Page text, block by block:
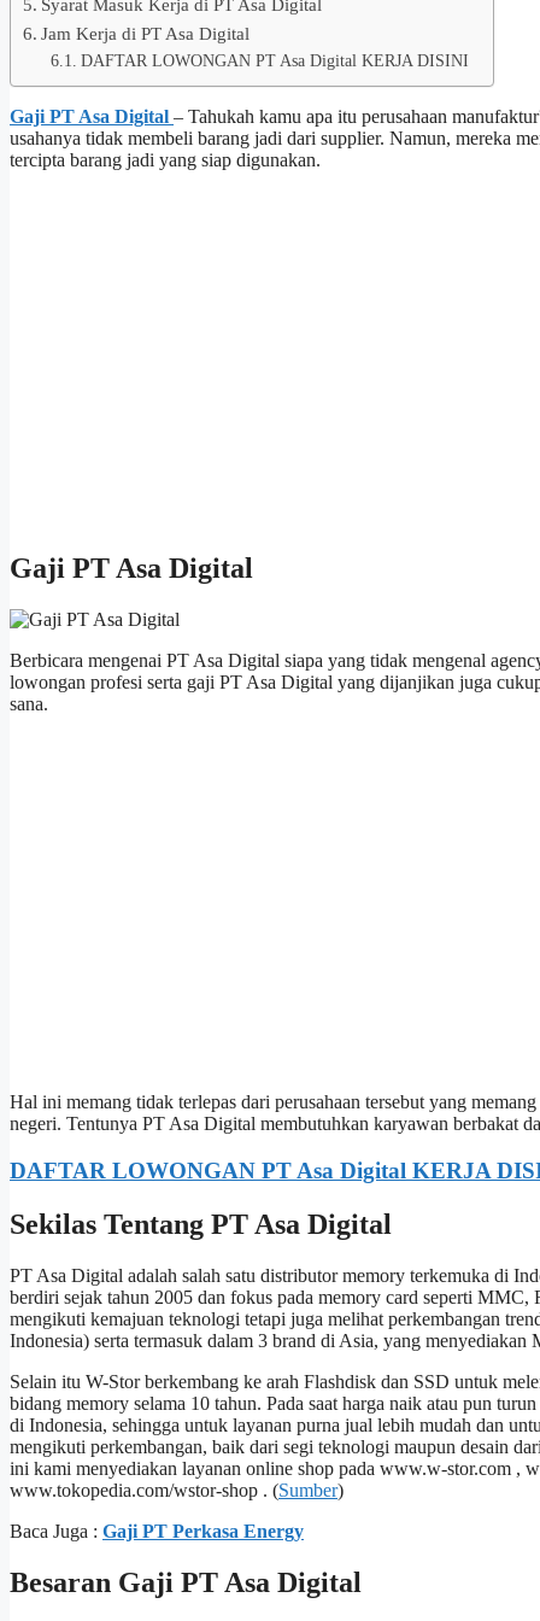
Syarat Masuk Kerja di PT Asa Digital
Jam Kerja di PT Asa Digital
DAFTAR LOWONGAN PT Asa Digital KERJA DISINI
Gaji PT Asa Digital – Tahukah kamu apa itu perusahaan
usahanya tidak membeli barang jadi dari supplier. Namun, mereka
tercipta barang jadi yang siap digunakan.
Gaji PT Asa Digital
Berbicara mengenai PT Asa Digital siapa yang tidak mengenal
lowongan profesi serta gaji PT Asa Digital yang dijanjikan juga
sana.
Hal ini memang tidak terlepas dari perusahaan tersebut yang
negeri. Tentunya PT Asa Digital membutuhkan karyawan berbakat
DAFTAR LOWONGAN PT Asa Digital KERJA
Sekilas Tentang PT Asa Digital
PT Asa Digital adalah salah satu distributor memory terkemuka di
berdiri sejak tahun 2005 dan fokus pada memory card seperti
mengikuti kemajuan teknologi tetapi juga melihat perkembangan
Indonesia) serta termasuk dalam 3 brand di Asia, yang
Selain itu W-Stor berkembang ke arah Flashdisk dan SSD untuk
bidang memory selama 10 tahun. Pada saat harga naik atau pun
di Indonesia, sehingga untuk layanan purna jual lebih mudah dan
mengikuti perkembangan, baik dari segi teknologi maupun desain
ini kami menyediakan layanan online shop pada www.w-stor.com ,
www.tokopedia.com/wstor-shop . (Sumber)
Baca Juga : Gaji PT Perkasa Energy
Besaran Gaji PT Asa Digital